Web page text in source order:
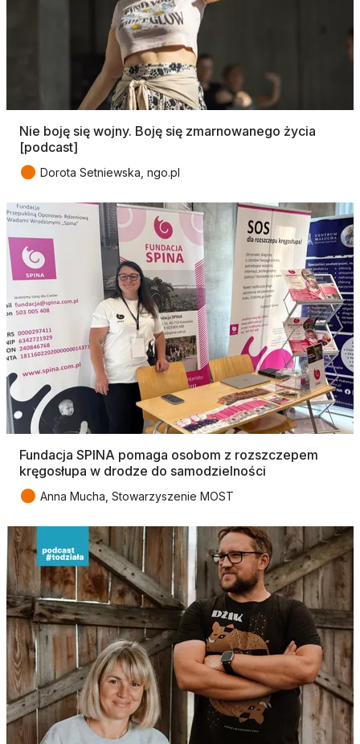
Nie boję się wojny. Boję się zmarnowanego życia
[podcast]
● Dorota Setniewska, ngo.pl
Fundacja SPINA pomaga osobom z rozszczepem
kręgosłupa w drodze do samodzielności
● Anna Mucha, Stowarzyszenie MOST